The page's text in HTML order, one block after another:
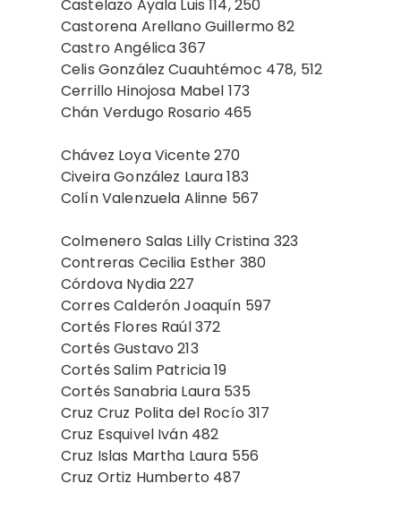
Castelazo Ayala Luis 114, 250
Castorena Arellano Guillermo 82
Castro Angélica 367
Celis González Cuauhtémoc 478, 512
Cerrillo Hinojosa Mabel 173
Chán Verdugo Rosario 465
Chávez Loya Vicente 270
Civeira González Laura 183
Colín Valenzuela Alinne 567
Colmenero Salas Lilly Cristina 323
Contreras Cecilia Esther 380
Córdova Nydia 227
Corres Calderón Joaquín 597
Cortés Flores Raúl 372
Cortés Gustavo 213
Cortés Salim Patricia 19
Cortés Sanabria Laura 535
Cruz Cruz Polita del Rocío 317
Cruz Esquivel Iván 482
Cruz Islas Martha Laura 556
Cruz Ortiz Humberto 487